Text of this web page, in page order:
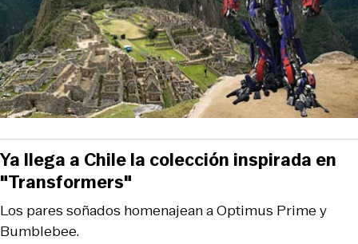
Los pares soñados homenajean a Optimus Prime y
Bumblebee.
Ya llega a Chile la colección inspirada en
"Transformers"